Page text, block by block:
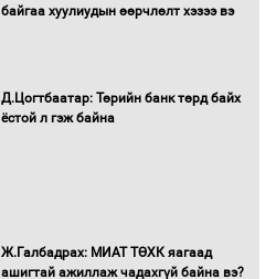
Автобензин, дизель түлшний онцгой
Нөөцийн махны худалдаа,
байгаа хуулиудын өөрчлөлт хэзээ вэ
Д.Цогтбаатар: Төрийн банк төрд байх
ёстой л гэж байна
Ж.Галбадрах: МИАТ ТӨХК яагаад
ашигтай ажиллаж чадахгүй байна вэ?